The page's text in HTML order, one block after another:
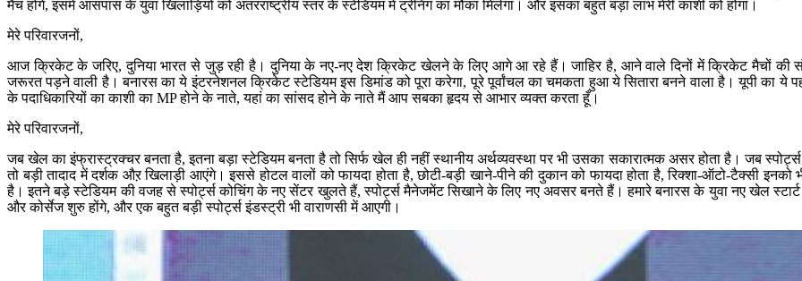
मैच होंगे, इसमें आसपास के युवा खिलाड़ियों को अंतरराष्ट्रीय स्तर के स्टेडियम में ट्रेनिंग का मौका मिलेगा। और इसका बहुत बड़ा लाभ मेरी काशी को होगा।
मेरे परिवारजनों,
आज क्रिकेट के जरिए, दुनिया भारत से जुड़ रही है। दुनिया के नए-नए देश क्रिकेट खेलने के लिए आगे आ रहे हैं। जाहिर है, आने वाले दिनों में क्रिकेट मैचों की
जरूरत पड़ने वाली है। बनारस का ये इंटरनेशनल क्रिकेट स्टेडियम इस डिमांड को पूरा करेगा, पूरे पूर्वांचल का चमकता हुआ ये सितारा बनने वाला है। यूपी का ये
के पदाधिकारियों का काशी का MP होने के नाते, यहां का सांसद होने के नाते मैं आप सबका हृदय से आभार व्यक्त करता हूँ।
मेरे परिवारजनों,
जब खेल का इंफ्रास्ट्रक्चर बनता है, इतना बड़ा स्टेडियम बनता है तो सिर्फ खेल ही नहीं स्थानीय अर्थव्यवस्था पर भी उसका सकारात्मक असर होता है। जब
तो बड़ी तादाद में दर्शक औऱ खिलाड़ी आएंगे। इससे होटल वालों को फायदा होता है, छोटी-बड़ी खाने-पीने की दुकान को फायदा होता है, रिक्शा-ऑटो-टैक्सी इनको
है। इतने बड़े स्टेडियम की वजह से स्पोर्ट्स कोचिंग के नए सेंटर खुलते हैं, स्पोर्ट्स मैनेजमेंट सिखाने के लिए नए अवसर बनते हैं। हमारे बनारस के युवा नए खेल
और कोर्सेज शुरु होंगे, और एक बहुत बड़ी स्पोर्ट्स इंडस्ट्री भी वाराणसी में आएगी।